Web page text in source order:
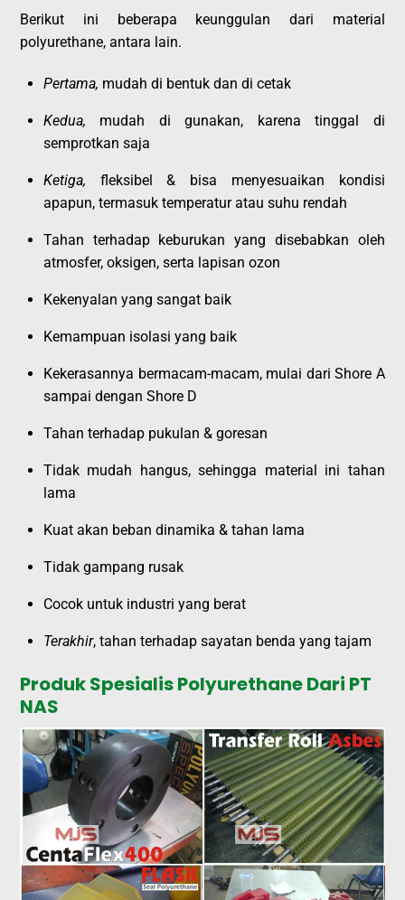
Berikut ini beberapa keunggulan dari material
polyurethane, antara lain.
Pertama, mudah di bentuk dan di cetak
Kedua, mudah di gunakan, karena tinggal di
semprotkan saja
Ketiga, fleksibel & bisa menyesuaikan kondisi
apapun, termasuk temperatur atau suhu rendah
Tahan terhadap keburukan yang disebabkan oleh
atmosfer, oksigen, serta lapisan ozon
Kekenyalan yang sangat baik
Kemampuan isolasi yang baik
Kekerasannya bermacam-macam, mulai dari Shore A
sampai dengan Shore D
Tahan terhadap pukulan & goresan
Tidak mudah hangus, sehingga material ini tahan
lama
Kuat akan beban dinamika & tahan lama
Tidak gampang rusak
Cocok untuk industri yang berat
Terakhir, tahan terhadap sayatan benda yang tajam
Produk Spesialis Polyurethane Dari PT
NAS